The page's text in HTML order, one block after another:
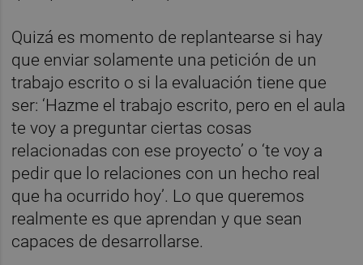
Quizá es momento de replantearse si hay
que enviar solamente una petición de un
trabajo escrito o si la evaluación tiene que
ser: ‘Hazme el trabajo escrito, pero en el aula
te voy a preguntar ciertas cosas
relacionadas con ese proyecto’ o ‘te voy a
pedir que lo relaciones con un hecho real
que ha ocurrido hoy’. Lo que queremos
realmente es que aprendan y que sean
capaces de desarrollarse.